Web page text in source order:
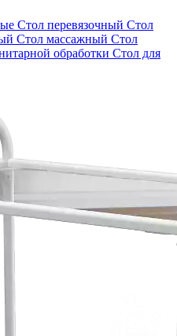
Стол перевязочный Стол
Стол массажный Стол
обработки Стол для